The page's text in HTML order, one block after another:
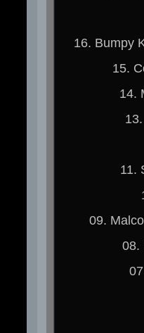
16. Bumpy
15.
14.
11.
09.
08.